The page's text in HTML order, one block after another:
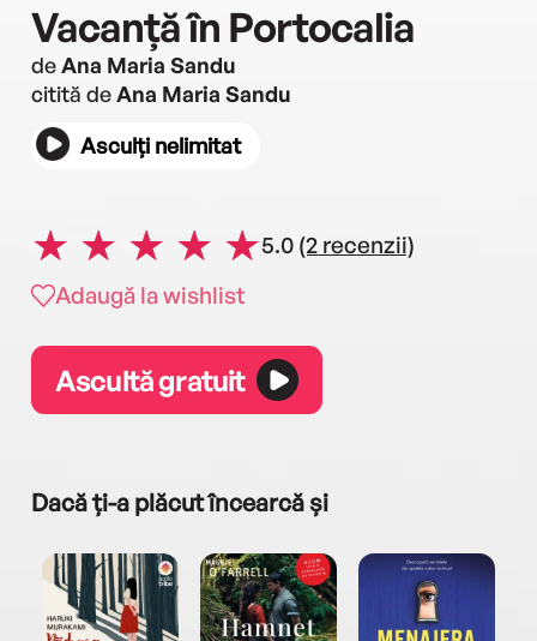
Vacanță în Portocalia
deAna Maria Sandu
citită deAna Maria Sandu
Asculți nelimitat
5.0 (2 recenzii)
Adaugă la wishlist
Ascultă gratuit
Dacă ți-a plăcut încearcă și